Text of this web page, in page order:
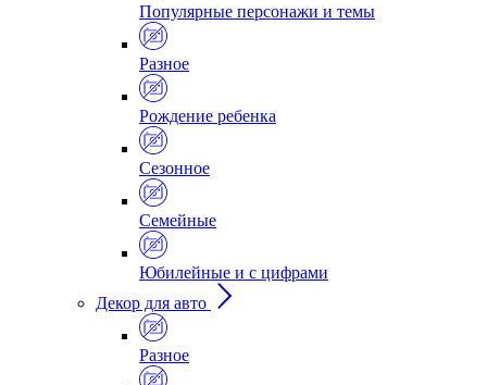
Популярные персонажи и темы
Разное
Рождение ребенка
Сезонное
Семейные
Юбилейные и с цифрами
Декор для авто
Разное